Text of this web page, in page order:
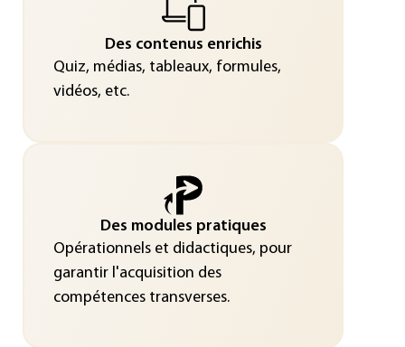
Des contenus enrichis
Quiz, médias, tableaux, formules,
vidéos, etc.
Des modules pratiques
Opérationnels et didactiques, pour
garantir l'acquisition des
compétences transverses.